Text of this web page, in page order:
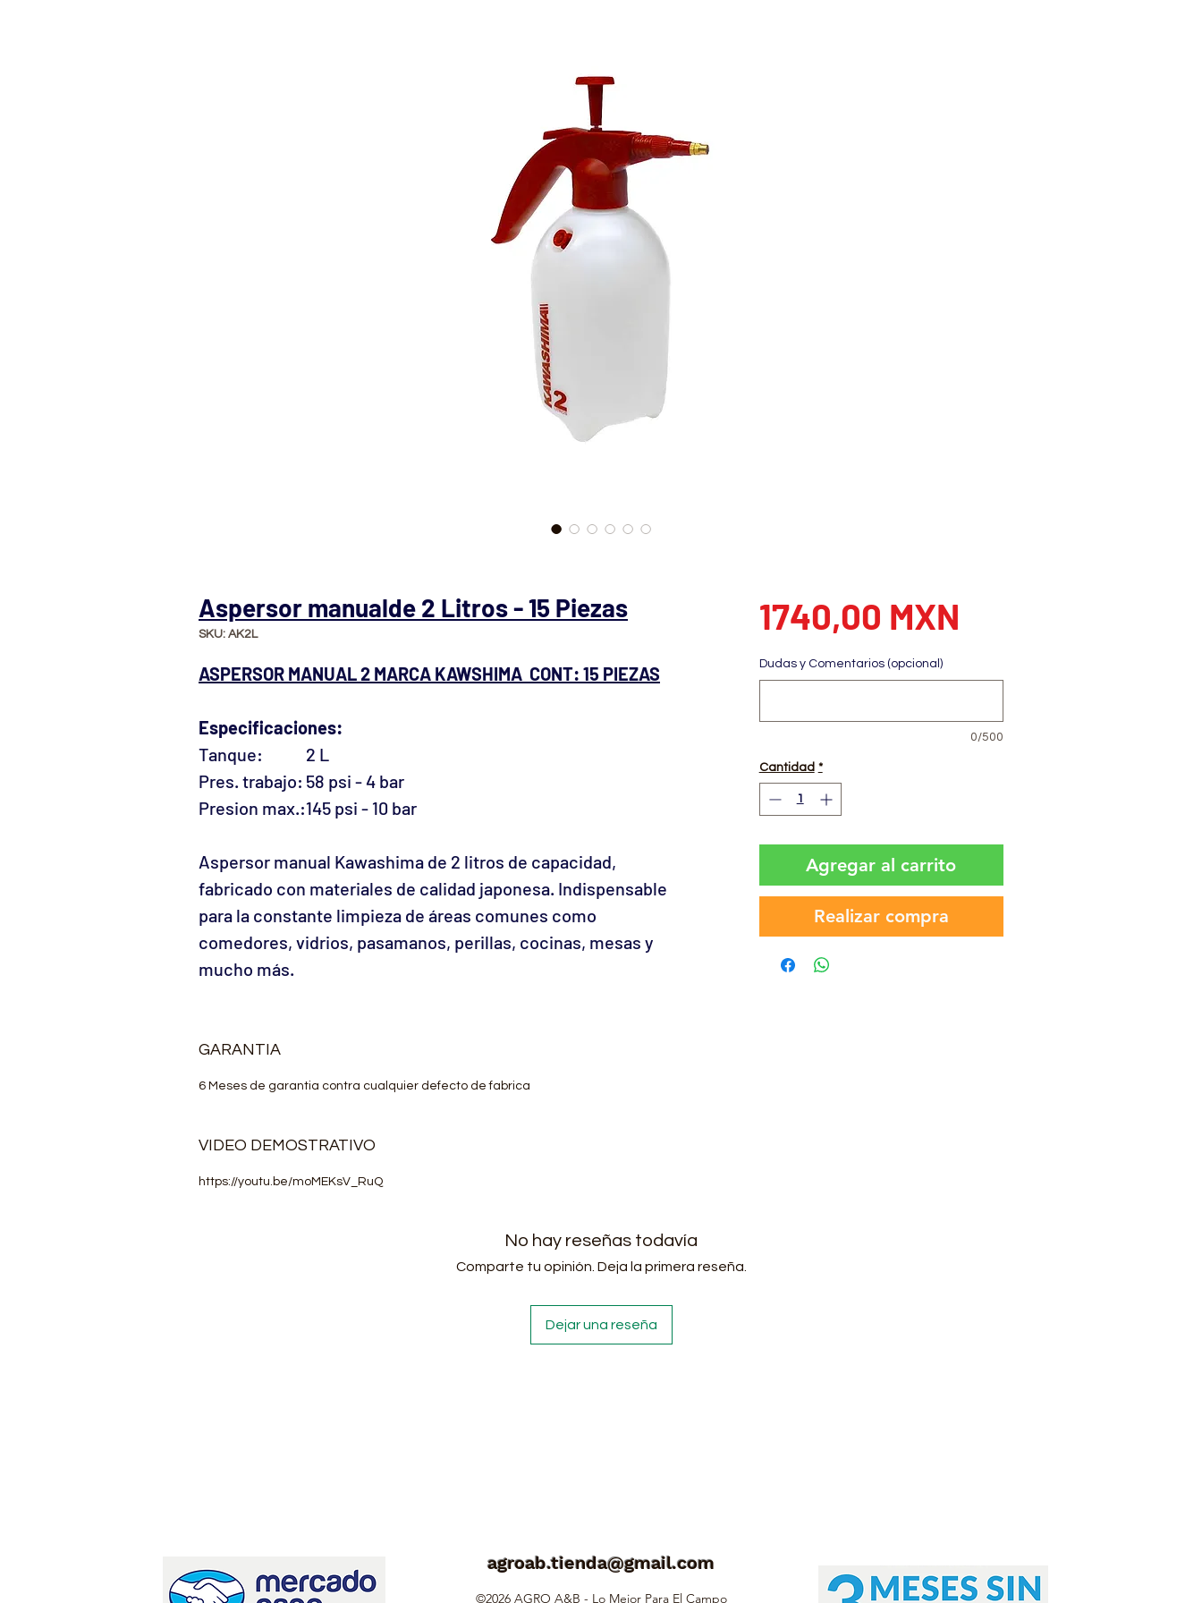
Aspersor manualde 2 Litros - 15 Piezas
SKU: AK2L
ASPERSOR MANUAL 2 MARCA KAWSHIMA CONT: 15 PIEZAS
Especificaciones:
Tanque:
2 L
Pres. trabajo: 58 psi - 4 bar
Presion max.:145 psi - 10 bar
Aspersor manual Kawashima de 2 litros de capacidad,
fabricado con materiales de calidad japonesa. Indispensable
para la constante limpieza de áreas comunes como
comedores, vidrios, pasamanos, perillas, cocinas, mesas y
mucho más.
GARANTIA
6 Meses de garantia contra cualquier defecto de fabrica
VIDEO DEMOSTRATIVO
https://youtu.be/moMEKsV_RuQ
1740,00 MXN
Dudas y Comentarios (opcional)
0/500
Cantidad *
Agregar al carrito
Realizar compra
No hay reseñas todavía
Comparte tu opinión. Deja la primera reseña.
Dejar una reseña
agroab.tienda@gmail.com
©2026 AGRO A&B - Lo Mejor Para El Campo